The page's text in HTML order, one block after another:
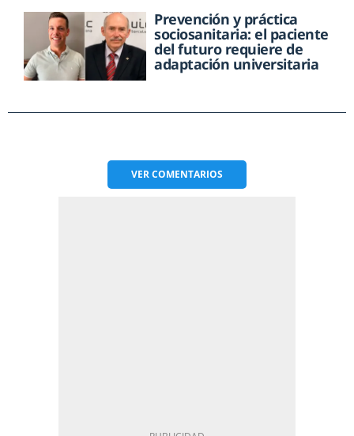
Prevención y práctica
sociosanitaria: el paciente
del futuro requiere de
adaptación universitaria
VERCOMENTARIOS